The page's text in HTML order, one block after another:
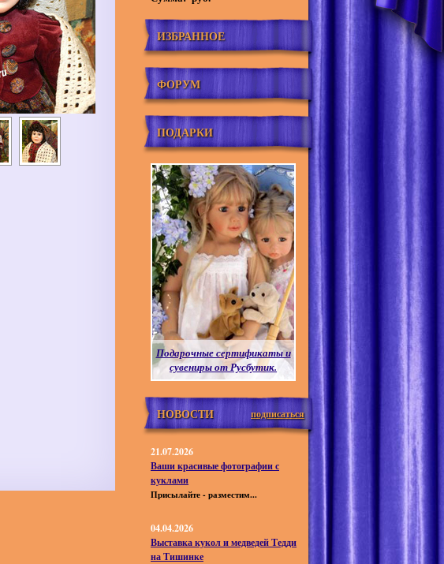
ИЗБРАННОЕ
ФОРУМ
ПОДАРКИ
Подарочные сертификаты и
сувениры от Русбутик.
НОВОСТИ подписаться
21.07.2026
Ваши красивые фотографии с
куклами
Присылайте - разместим...
04.04.2026
Выставка кукол и медведей Тедди
на Тишинке